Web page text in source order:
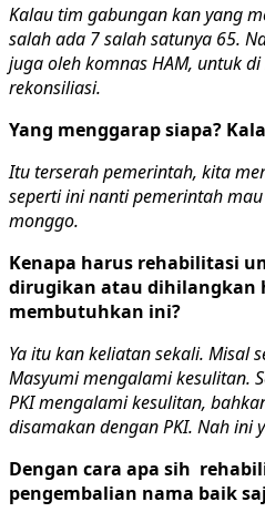
Kalau tim gabungan kan yang
salah ada 7 salah satunya 65.
juga oleh komnas HAM, untuk
rekonsiliasi.
Yang menggarap siapa?
Itu terserah pemerintah, kita
seperti ini nanti pemerintah
monggo.
Kenapa harus rehabilitasi
dirugikan atau dihilangkan
membutuhkan ini?
Ya itu kan keliatan sekali. Misal
Masyumi mengalami kesulitan.
PKI mengalami kesulitan,
disamakan dengan PKI. Nah ini
Dengan cara apa sih
pengembalian nama baik